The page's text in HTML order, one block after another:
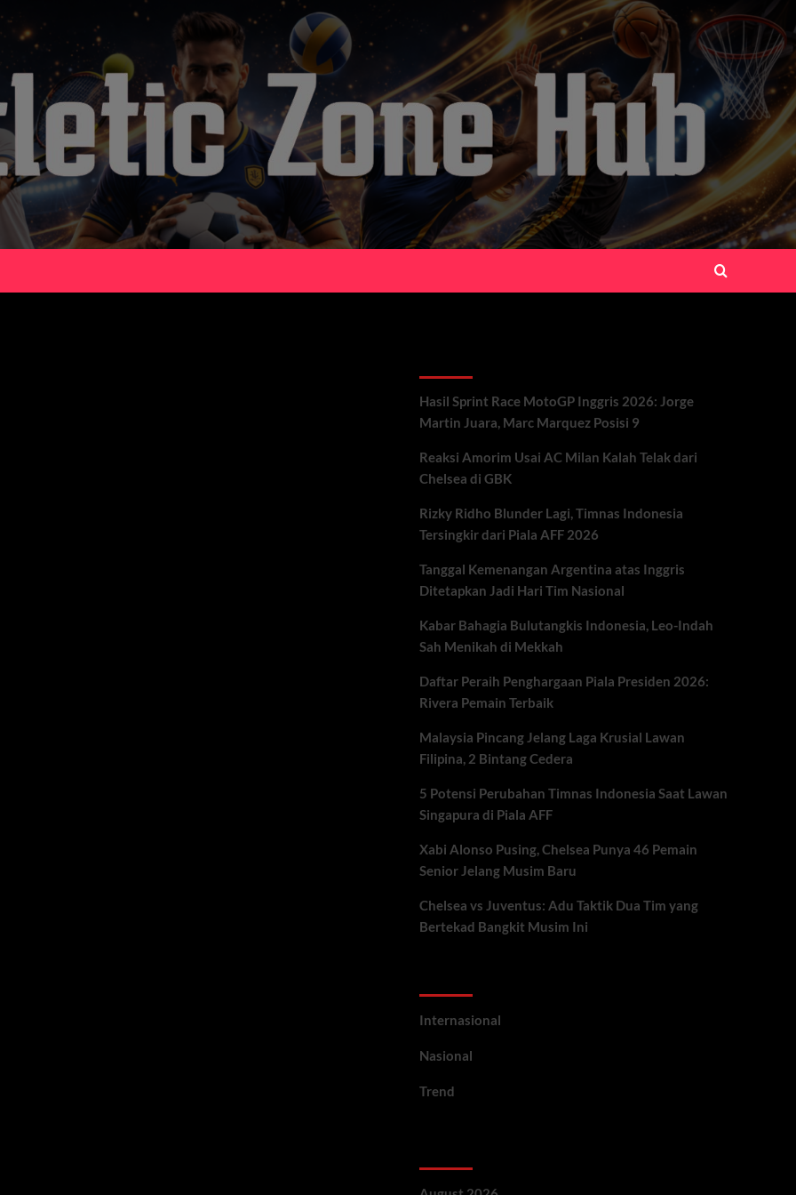
Hasil Sprint Race MotoGP Inggris 2026: Jorge
Martin Juara, Marc Marquez Posisi 9
Reaksi Amorim Usai AC Milan Kalah Telak dari
Chelsea di GBK
Rizky Ridho Blunder Lagi, Timnas Indonesia
Tersingkir dari Piala AFF 2026
Tanggal Kemenangan Argentina atas Inggris
Ditetapkan Jadi Hari Tim Nasional
Kabar Bahagia Bulutangkis Indonesia, Leo-Indah
Sah Menikah di Mekkah
Daftar Peraih Penghargaan Piala Presiden 2026:
Rivera Pemain Terbaik
Malaysia Pincang Jelang Laga Krusial Lawan
Filipina, 2 Bintang Cedera
5 Potensi Perubahan Timnas Indonesia Saat Lawan
Singapura di Piala AFF
Xabi Alonso Pusing, Chelsea Punya 46 Pemain
Senior Jelang Musim Baru
Chelsea vs Juventus: Adu Taktik Dua Tim yang
Bertekad Bangkit Musim Ini
Internasional
Nasional
Trend